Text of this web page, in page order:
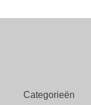
Categorieën